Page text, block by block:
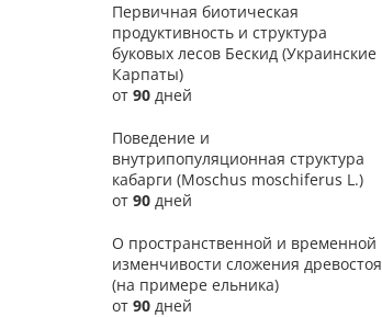
Первичная биотическая
продуктивность и структура
буковых лесов Бескид (Украинские
Карпаты)
от 90 дней
Поведение и
внутрипопуляционная структура
кабарги (Moschus moschiferus L.)
от 90 дней
О пространственной и временной
изменчивости сложения древостоя
(на примере ельника)
от 90 дней